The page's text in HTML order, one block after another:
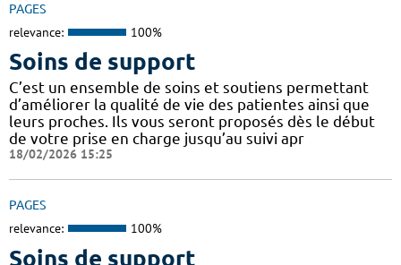
PAGES
relevance: 100%
Soins de support
C’est un ensemble de soins et soutiens permettant
d’améliorer la qualité de vie des patientes ainsi que
leurs proches. Ils vous seront proposés dès le début
de votre prise en charge jusqu’au suivi apr
18/02/2026 15:25
PAGES
relevance: 100%
Soins de support